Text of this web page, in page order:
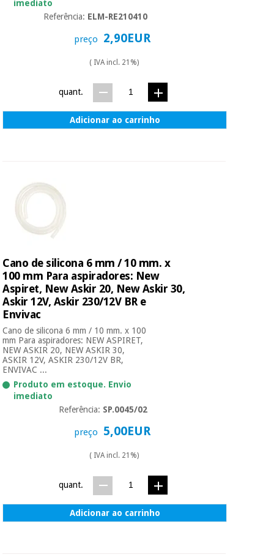
imediato
Referência: ELM-RE210410
preço 2,90EUR
( IVA incl. 21%)
quant.
Adicionar ao carrinho
Cano de silicona 6 mm / 10 mm. x
100 mm Para aspiradores: New
Aspiret, New Askir 20, New Askir 30,
Askir 12V, Askir 230/12V BR e
Envivac
Cano de silicona 6 mm / 10 mm. x 100
mm Para aspiradores: NEW ASPIRET,
NEW ASKIR 20, NEW ASKIR 30,
ASKIR 12V, ASKIR 230/12V BR,
ENVIVAC ...
Produto em estoque. Envio
imediato
Referência: SP.0045/02
preço 5,00EUR
( IVA incl. 21%)
quant.
Adicionar ao carrinho